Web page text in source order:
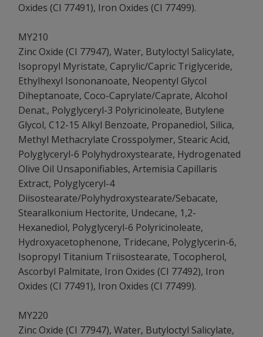
Oxides (CI 77491), Iron Oxides (CI 77499).
MY210
Zinc Oxide (CI 77947), Water, Butyloctyl Salicylate,
Isopropyl Myristate, Caprylic/Capric Triglyceride,
Ethylhexyl Isononanoate, Neopentyl Glycol
Diheptanoate, Coco-Caprylate/Caprate, Alcohol
Denat., Polyglyceryl-3 Polyricinoleate, Butylene
Glycol, C12-15 Alkyl Benzoate, Propanediol, Silica,
Methyl Methacrylate Crosspolymer, Stearic Acid,
Polyglyceryl-6 Polyhydroxystearate, Hydrogenated
Olive Oil Unsaponifiables, Artemisia Capillaris
Extract, Polyglyceryl-4
Diisostearate/Polyhydroxystearate/Sebacate,
Stearalkonium Hectorite, Undecane, 1,2-
Hexanediol, Polyglyceryl-6 Polyricinoleate,
Hydroxyacetophenone, Tridecane, Polyglycerin-6,
Isopropyl Titanium Triisostearate, Tocopherol,
Ascorbyl Palmitate, Iron Oxides (CI 77492), Iron
Oxides (CI 77491), Iron Oxides (CI 77499).
MY220
Zinc Oxide (CI 77947), Water, Butyloctyl Salicylate,